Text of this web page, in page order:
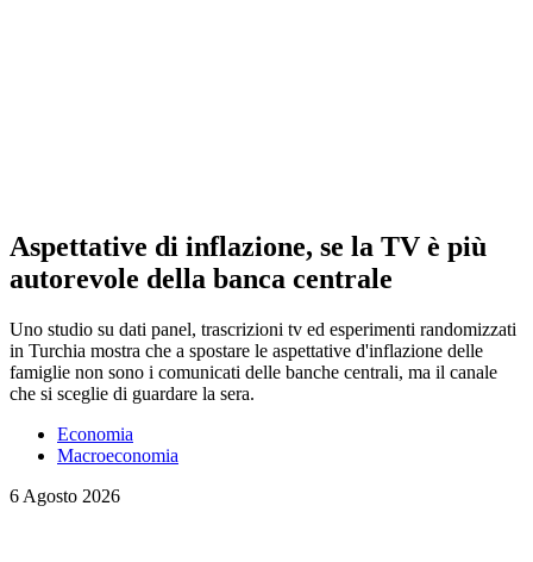
Aspettative di inflazione, se la TV è più
autorevole della banca centrale
Uno studio su dati panel, trascrizioni tv ed esperimenti randomizzati
in Turchia mostra che a spostare le aspettative d'inflazione delle
famiglie non sono i comunicati delle banche centrali, ma il canale
che si sceglie di guardare la sera.
Economia
Macroeconomia
6 Agosto 2026